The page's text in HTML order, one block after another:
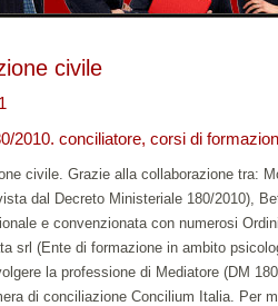
civile
2010. conciliatore, corsi di
civile. Grazie alla collaborazione tra:
dal Decreto Ministeriale 180/2010),
e convenzionata con numerosi
srl (Ente di formazione in ambito
la professione di Mediatore (DM
di conciliazione Concilium Italia. Per